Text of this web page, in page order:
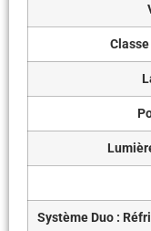
Système Duo :